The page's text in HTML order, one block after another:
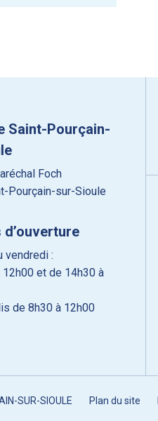
Saint-Pourçain-
Foch
Pourçain-sur-Sioule
vendredi :
et de 14h30 à
de 8h30 à 12h00
SUR-SIOULE Plan du site